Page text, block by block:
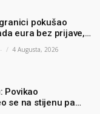
pokušao
eura bez prijave,
- 4 Augusta, 2026
Povikao
se na stijenu pa